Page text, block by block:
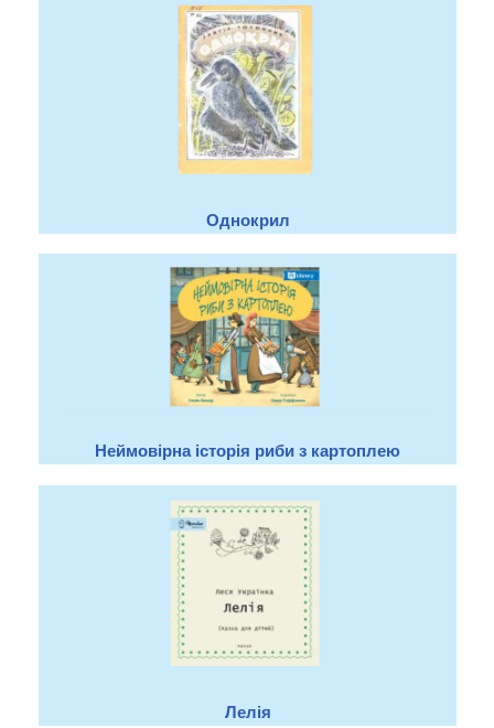
Однокрил
Неймовірна історія риби з картоплею
Лелія